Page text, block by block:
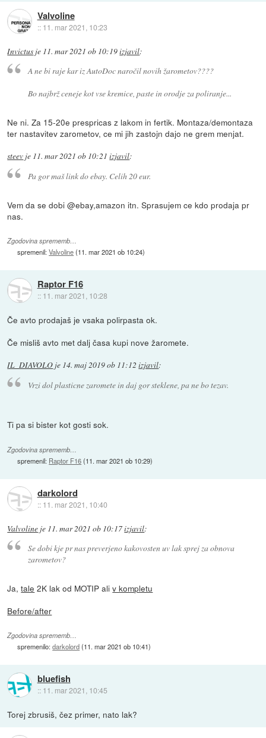
Valvoline
:: 11. mar 2021, 10:23
Invictus je 11. mar 2021 ob 10:19izjavil:
A ne bi raje kar iz AutoDoc naročil novih žarometov????
Bo najbrž ceneje kot vse kremice, paste in orodje za poliranje...
Ne ni. Za 15-20e prespricas z lakom in fertik. Montaza/demontaza
ter nastavitev zarometov, ce mi jih zastojn dajo ne grem menjat.
steev je 11. mar 2021 ob 10:21 izjavil:
Pa gor maš link do ebay. Celih 20 eur.
Vem da se dobi @ebay,amazon itn. Sprasujem ce kdo prodaja pr
nas.
Zgodovina sprememb…
spremenil:Valvoline(11. mar 2021 ob 10:24)
Raptor F16
:: 11. mar 2021, 10:28
Če avto prodajaš je vsaka polirpasta ok.
Če misliš avto met dalj časa kupi nove žaromete.
IL_DIAVOLO je 14. maj 2019 ob 11:12 izjavil:
Vrzi dol plasticne zaromete in daj gor steklene, pa ne bo tezav.
Ti pa si bister kot gosti sok.
Zgodovina sprememb…
spremenil: Raptor F16(11. mar 2021 ob 10:29)
darkolord
:: 11. mar 2021, 10:40
Valvoline je 11. mar 2021 ob 10:17izjavil:
Se dobi kje pr nas preverjeno kakovosten uv lak sprej za obnova
zarometov?
Ja,tale 2K lak od MOTIP aliv kompletu
Before/after
Zgodovina sprememb…
spremenilo:darkolord(11. mar 2021 ob 10:41)
bluefish
:: 11. mar 2021, 10:45
Torej zbrusiš, čez primer, nato lak?